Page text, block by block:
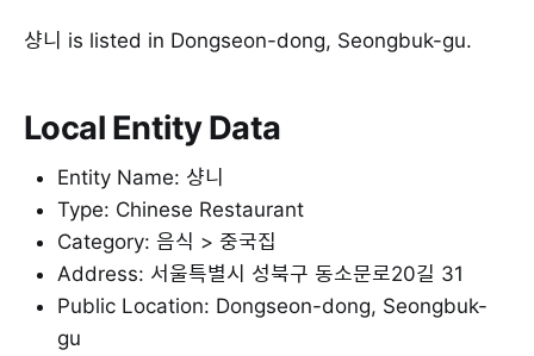
샹니 is listed in Dongseon-dong, Seongbuk-gu.
Local Entity Data
Entity Name: 샹니
Type: Chinese Restaurant
Category: 음식 > 중국집
Address: 서울특별시 성북구 동소문로20길 31
Public Location: Dongseon-dong, Seongbuk-
gu